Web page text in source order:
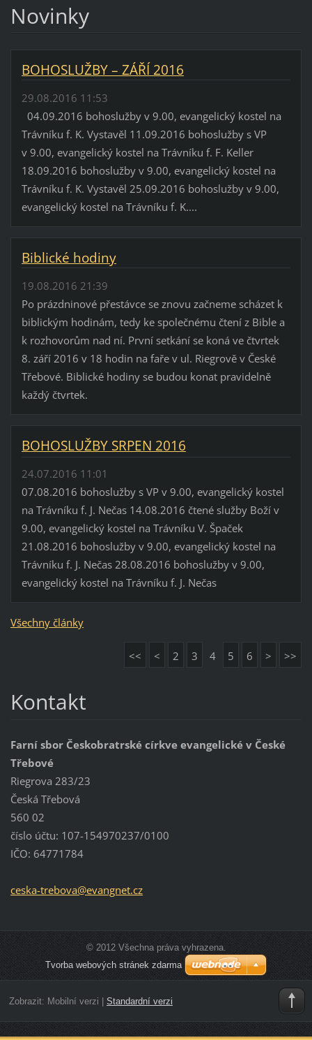
Novinky
BOHOSLUŽBY – ZÁŘÍ 2016
29.08.2016 11:53
04.09.2016 bohoslužby v 9.00, evangelický kostel na
Trávníku f. K. Vystavěl 11.09.2016 bohoslužby s VP
v 9.00, evangelický kostel na Trávníku f. F. Keller
18.09.2016 bohoslužby v 9.00, evangelický kostel na
Trávníku f. K. Vystavěl 25.09.2016 bohoslužby v 9.00,
evangelický kostel na Trávníku f. K....
Biblické hodiny
19.08.2016 21:39
Po prázdninové přestávce se znovu začneme scházet k
biblickým hodinám, tedy ke společnému čtení z Bible a
k rozhovorům nad ní. První setkání se koná ve čtvrtek
8. září 2016 v 18 hodin na faře v ul. Riegrově v České
Třebové. Biblické hodiny se budou konat pravidelně
každý čtvrtek.
BOHOSLUŽBY SRPEN 2016
24.07.2016 11:01
07.08.2016 bohoslužby s VP v 9.00, evangelický kostel
na Trávníku f. J. Nečas 14.08.2016 čtené služby Boží v
9.00, evangelický kostel na Trávníku V. Špaček
21.08.2016 bohoslužby v 9.00, evangelický kostel na
Trávníku f. J. Nečas 28.08.2016 bohoslužby v 9.00,
evangelický kostel na Trávníku f. J. Nečas
Všechny články
<< < 2 3 4 5 6 > >>
Kontakt
Farní sbor Českobratrské církve evangelické v České
Třebové
Riegrova 283/23
Česká Třebová
560 02
číslo účtu: 107-154970237/0100
IČO: 64771784
ceska-trebova@evangnet.cz
© 2012 Všechna práva vyhrazena.
Tvorba webových stránek zdarma
Zobrazit: Mobilní verzi Standardní verzi